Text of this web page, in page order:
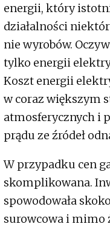
energii, który
działalności
nie wyrobów.
tylko energii
Koszt energii
w coraz większym
atmosferycznych i
prądu ze źródeł
W przypadku cen
skomplikowana.
spowodowała
surowcowa i mimo